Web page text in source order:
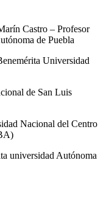
Castro – Profesor
de Puebla
Universidad
de San Luis
Nacional del Centro
universidad Autónoma